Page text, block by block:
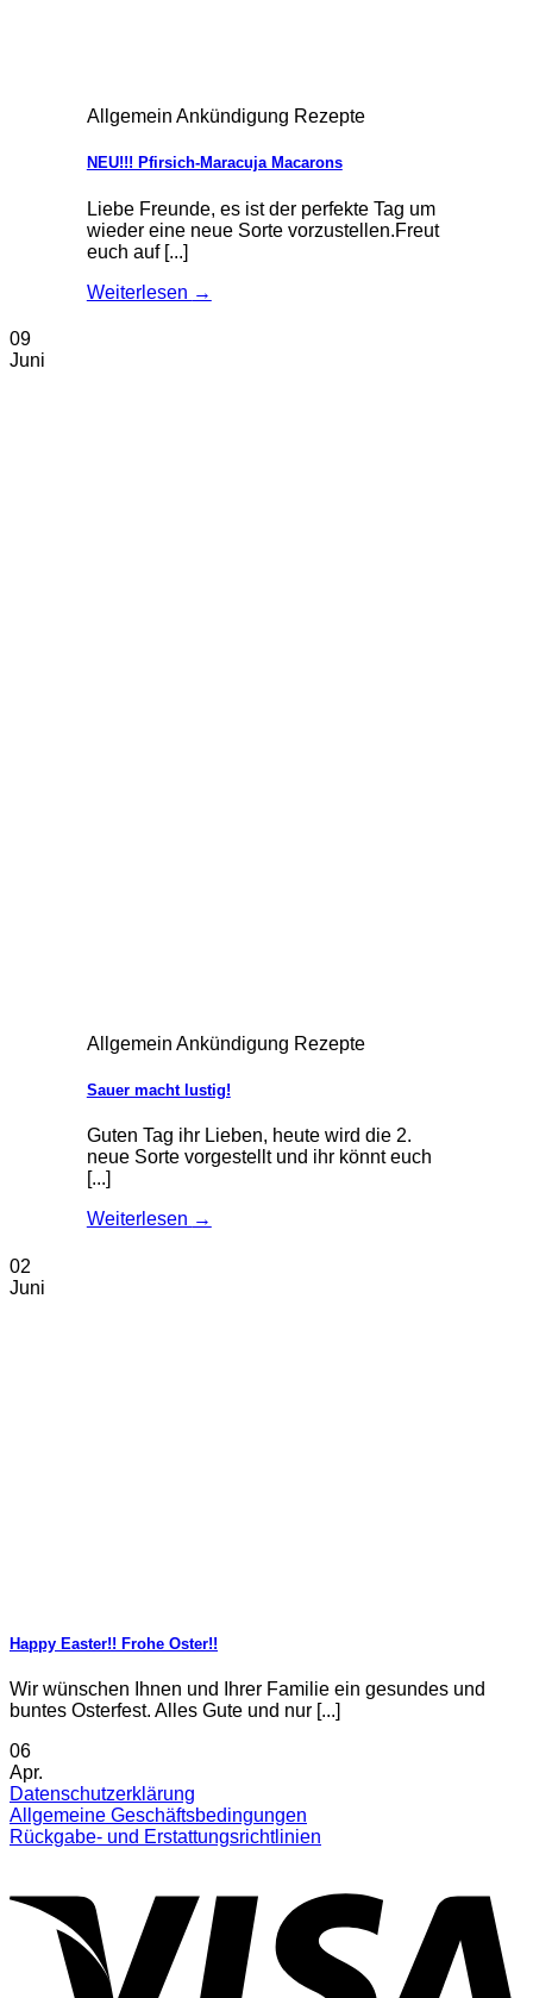
Allgemein Ankündigung Rezepte
NEU!!! Pfirsich-Maracuja Macarons
Liebe Freunde, es ist der perfekte Tag um
wieder eine neue Sorte vorzustellen.Freut
euch auf [...]
Weiterlesen →
09
Juni
Allgemein Ankündigung Rezepte
Sauer macht lustig!
Guten Tag ihr Lieben, heute wird die 2.
neue Sorte vorgestellt und ihr könnt euch
[...]
Weiterlesen →
02
Juni
Happy Easter!! Frohe Oster!!
Wir wünschen Ihnen und Ihrer Familie ein gesundes und
buntes Osterfest. Alles Gute und nur [...]
06
Apr.
Datenschutzerklärung
Allgemeine Geschäftsbedingungen
Rückgabe- und Erstattungsrichtlinien